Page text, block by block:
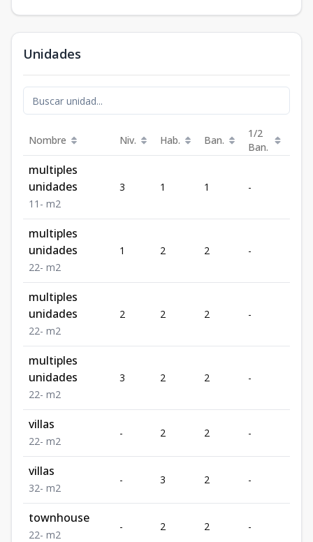
Unidades
Nombre Niv. Hab. Ban.
1/2
Ban.
multiples
unidades
1 1 - m2
3 1 1 -
multiples
unidades
22- m2
1 2 2 -
multiples
unidades
22- m2
2 2 2 -
multiples
unidades
22- m2
3 2 2 -
villas
22- m2
- 2 2 -
villas
32- m2
- 3 2 -
townhouse
22- m2
- 2 2 -